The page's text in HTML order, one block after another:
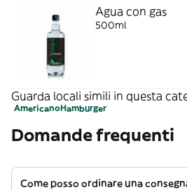
Agua con gas
500ml
Guarda locali simili in questa
AmericanoHamburger
Domande frequenti
Come posso ordinare una